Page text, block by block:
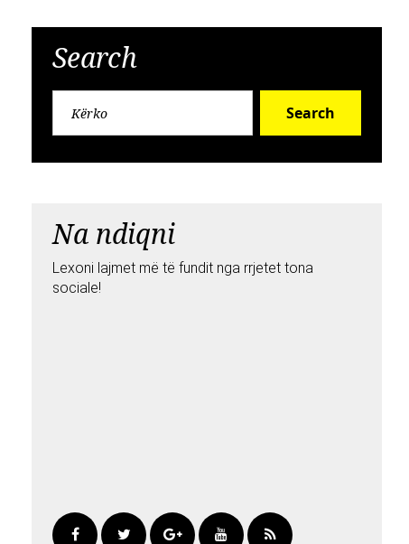
Search
Search
Na ndiqni
Lexoni lajmet më të fundit nga rrjetet tona
sociale!